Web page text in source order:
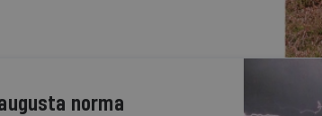
norma